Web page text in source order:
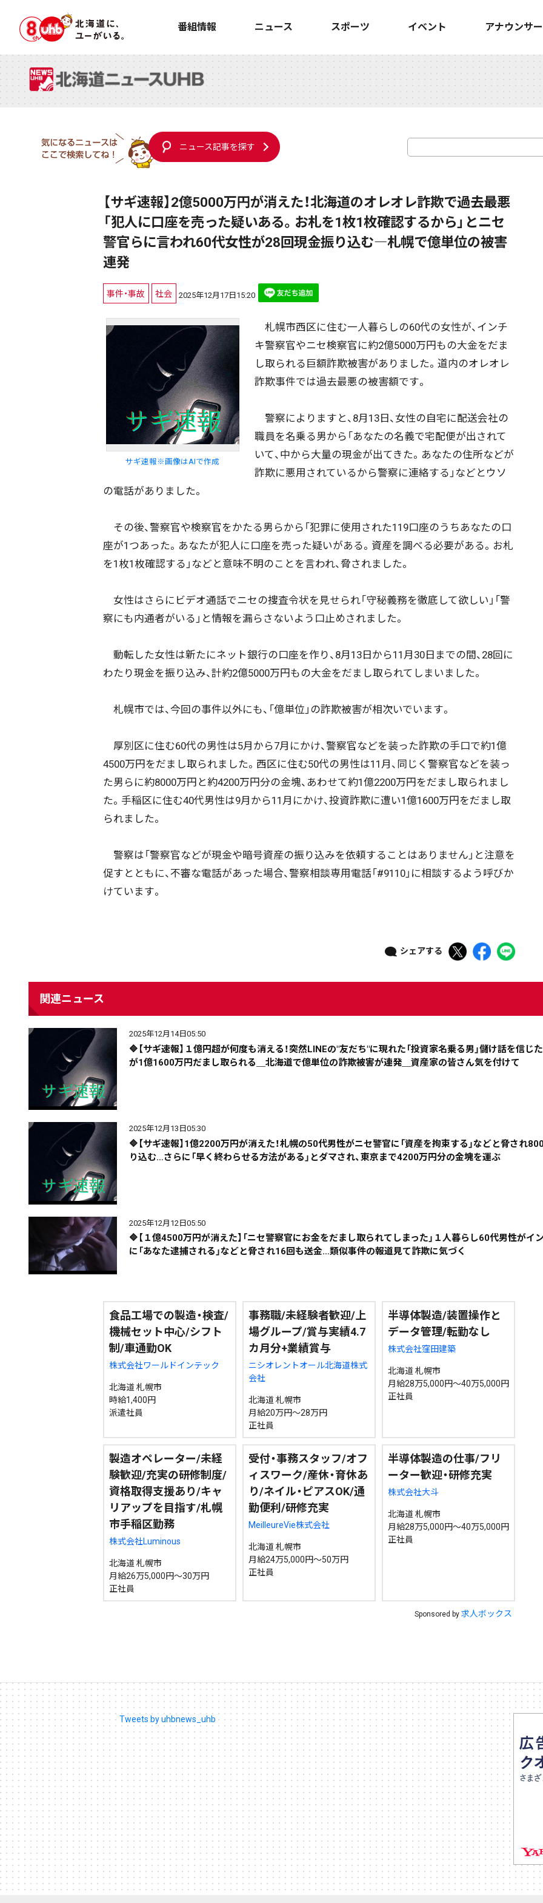
番組情報 ニュース スポーツ イベント アナウンサー
ニュース記事を探す
【サギ速報】2億5000万円が消えた！北海道のオレオレ詐欺で過去最悪
「犯人に口座を売った疑いある。お札を1枚1枚確認するから」とニセ
警官らに言われ60代女性が28回現金振り込む―札幌で億単位の被害
連発
事件・事故 社会 2025年12月17日15:20
サギ速報※画像はAIで作成
札幌市西区に住む一人暮らしの60代の女性が、インチ
キ警察官やニセ検察官に約2億5000万円もの大金をだま
し取られる巨額詐欺被害がありました。道内のオレオレ
詐欺事件では過去最悪の被害額です。
警察によりますと、8月13日、女性の自宅に配送会社の
職員を名乗る男から「あなたの名義で宅配便が出されて
いて、中から大量の現金が出てきた。あなたの住所などが
詐欺に悪用されているから警察に連絡する」などとウソ
の電話がありました。
その後、警察官や検察官をかたる男らから「犯罪に使用された119口座のうちあなたの口
座が1つあった。あなたが犯人に口座を売った疑いがある。資産を調べる必要がある。お札
を1枚1枚確認する」などと意味不明のことを言われ、脅されました。
女性はさらにビデオ通話でニセの捜査令状を見せられ「守秘義務を徹底して欲しい」「警
察にも内通者がいる」と情報を漏らさないよう口止めされました。
動転した女性は新たにネット銀行の口座を作り、8月13日から11月30日までの間、28回に
わたり現金を振り込み、計約2億5000万円もの大金をだまし取られてしまいました。
札幌市では、今回の事件以外にも、「億単位」の詐欺被害が相次いでいます。
厚別区に住む60代の男性は5月から7月にかけ、警察官などを装った詐欺の手口で約1億
4500万円をだまし取られました。西区に住む50代の男性は11月、同じく警察官などを装っ
た男らに約8000万円と約4200万円分の金塊、あわせて約1億2200万円をだまし取られまし
た。手稲区に住む40代男性は9月から11月にかけ、投資詐欺に遭い1億1600万円をだまし取
られました。
警察は「警察官などが現金や暗号資産の振り込みを依頼することはありません」と注意を
促すとともに、不審な電話があった場合、警察相談専用電話「#9110」に相談するよう呼びか
けています。
シェアする
関連ニュース
2025年12月14日05:50
🔷【サギ速報】１億円超が何度も消える！突然LINEの"友だち"に現れた「投資家名乗る男」儲け話を信じ
が1億1600万円だまし取られる＿北海道で億単位の詐欺被害が連発＿資産家の皆さん気を付けて
2025年12月13日05:30
🔷【サギ速報】1億2200万円が消えた！札幌の50代男性がニセ警官に「資産を拘束する」などと脅され
り込む…さらに「早く終わらせる方法がある」とダマされ、東京まで4200万円分の金塊を運ぶ
2025年12月12日05:50
🔷【１億4500万円が消えた】「ニセ警察官にお金をだまし取られてしまった」１人暮らし60代男性がイ
に「あなた逮捕される」などと脅され16回も送金…類似事件の報道見て詐欺に気づく
食品工場での製造・検査/
機械セット中心/シフト
制/車通勤OK
株式会社ワールドインテック
北海道 札幌市
時給1,400円
派遣社員
事務職/未経験者歓迎/上
場グループ/賞与実績4.7
カ月分+業績賞与
ニシオレントオール北海道株式
会社
北海道 札幌市
月給20万円～28万円
正社員
半導体製造/装置操作と
データ管理/転勤なし
株式会社窪田建築
北海道 札幌市
月給28万5,000円～40万5,000円
正社員
製造オペレーター/未経
験歓迎/充実の研修制度/
資格取得支援あり/キャ
リアップを目指す/札幌
市手稲区勤務
株式会社Luminous
北海道 札幌市
月給26万5,000円～30万円
正社員
受付・事務スタッフ/オフ
ィスワーク/産休・育休あ
り/ネイル・ピアスOK/通
勤便利/研修充実
MeilleureVie株式会社
北海道 札幌市
月給24万5,000円～50万円
正社員
半導体製造の仕事/フリ
ーター歓迎・研修充実
株式会社大斗
北海道 札幌市
月給28万5,000円～40万5,000円
正社員
Sponsored by 求人ボックス
Tweets by uhbnews_uhb
カテゴリで絞る